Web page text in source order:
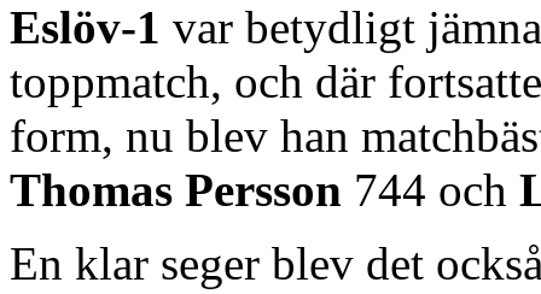
Eslöv-1 var betydligt
toppmatch, och där
form, nu blev han
Thomas Persson 744 och
En klar seger blev det